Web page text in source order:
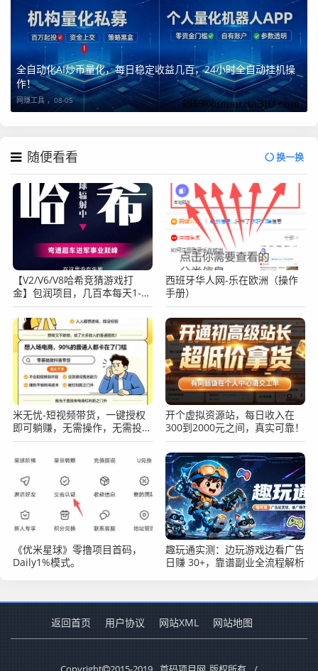
全自动化AI炒币量化，每日稳定收益几百，24小时全自动挂机操
作！
网赚工具 ，08-05
随便看看 换一换
【V2/V6/V8哈希竞猜游戏打
金】包润项目，几百本每天1-5
倍，24小时自动挂机！
西班牙华人网-乐在欧洲（操作
手册）
米无忧-短视频带货，一键授权
即可躺赚，无需操作，无需投
资，0撸绿色正规！
开个虚拟资源站，每日收入在
300到2000元之间，真实可靠！
《优米星球》零撸项目首码，
Daily1%模式。
趣玩通实测：边玩游戏边看广告
日赚 30+，靠谱副业全流程解析
返回首页 用户协议 网站XML 网站地图